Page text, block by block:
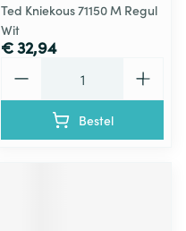
Ted Kniekous 71150 M Regul
Wit
€ 32,94
Bestel